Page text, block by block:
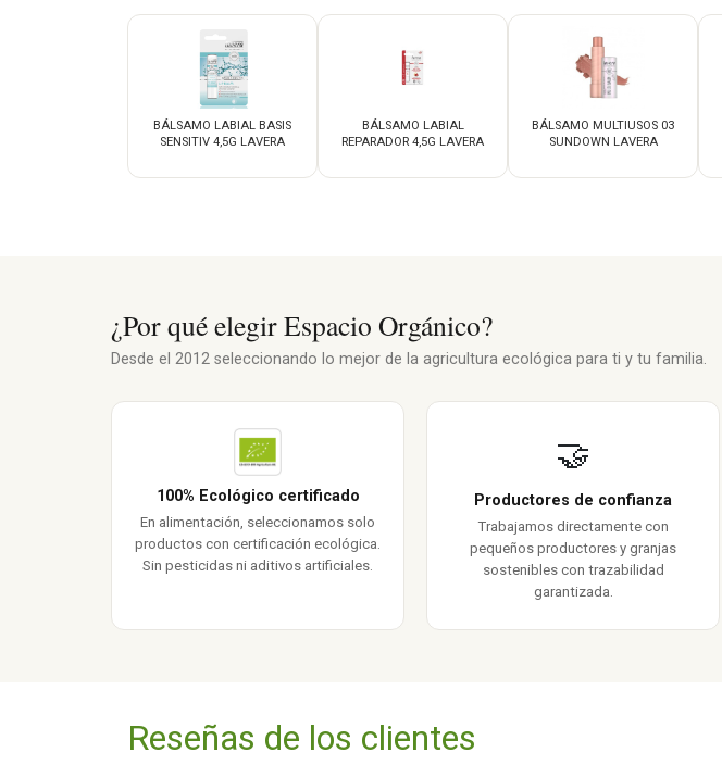
BÁLSAMO LABIAL BASIS
SENSITIV 4,5G LAVERA
BÁLSAMO LABIAL
REPARADOR 4,5G LAVERA
BÁLSAMO MULTIUSOS 03
SUNDOWN LAVERA
¿Por qué elegir Espacio Orgánico?
Desde el 2012 seleccionando lo mejor de la agricultura ecológica para ti y tu familia.
100% Ecológico certificado
En alimentación, seleccionamos solo
productos con certificación ecológica.
Sin pesticidas ni aditivos artificiales.
🤝
Productores de confianza
Trabajamos directamente con
pequeños productores y granjas
sostenibles con trazabilidad
garantizada.
Reseñas de los clientes